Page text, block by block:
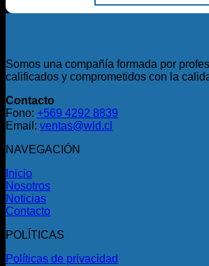
Somos una compañía formada por
calificados y comprometidos con la
Contacto
Fono: +569 4292 8839
Email: ventas@wld.cl
NAVEGACIÓN
Inicio
Nosotros
Noticias
Contacto
POLÍTICAS
Políticas de privacidad